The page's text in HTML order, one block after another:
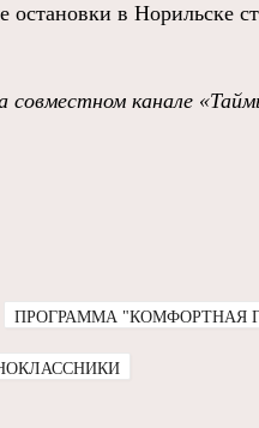
остановки в Норильске
канале
ПРОГРАММА "КОМФОРТНАЯ